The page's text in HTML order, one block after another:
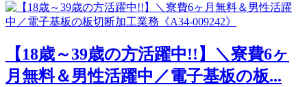
【18歳～39歳の方活躍中!!】＼寮費6ヶ
月無料＆男性活躍中／電子基板の板...